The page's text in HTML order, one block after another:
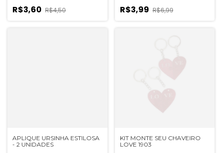
R$3,60 R$4,50 R$3,99 R$6,99
APLIQUE URSINHA ESTILOSA
- 2 UNIDADES
KIT MONTE SEU CHAVEIRO
LOVE 1903